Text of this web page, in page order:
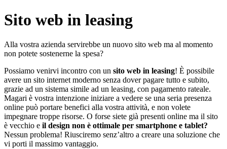
Sito web in leasing
Alla vostra azienda servirebbe un nuovo sito web ma al momento
non potete sostenerne la spesa?
Possiamo venirvi incontro con un sito web in leasing! È possibile
avere un sito internet moderno senza dover pagare tutto e subito,
grazie ad un sistema simile ad un leasing, con pagamento rateale.
Magari è vostra intenzione iniziare a vedere se una seria presenza
online può portare benefici alla vostra attività, e non volete
impegnare troppe risorse. O forse siete già presenti online ma il sito
è vecchio e il design non è ottimale per smartphone e tablet?
Nessun problema! Riusciremo senz’altro a creare una soluzione che
vi porti il massimo vantaggio.